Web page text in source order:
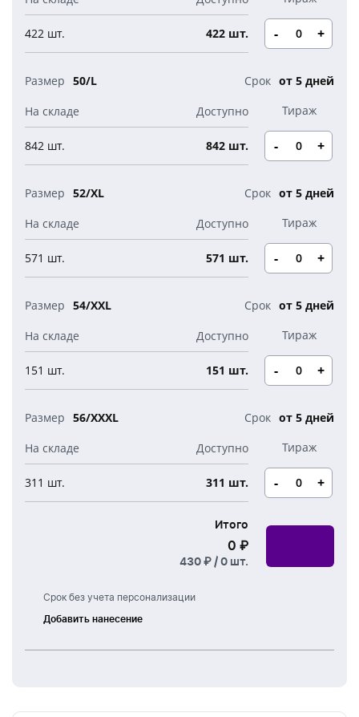
Стикеры
Наборы для творчества
Бутылки детские
Детские наборы и подарки
Мерч Союзмультфильм
Новогодние сладости
422 шт. 422 шт. - +
50/L от 5 дней
842 шт. 842 шт. - +
52/XL от 5 дней
571 шт. 571 шт. - +
54/XXL от 5 дней
151 шт. 151 шт. - +
56/XXXL от 5 дней
311 шт. 311 шт. - +
Срок без учета персонализации
Добавить нанесение
Шелкография
Итого
0 ₽
430 ₽ /0 шт.